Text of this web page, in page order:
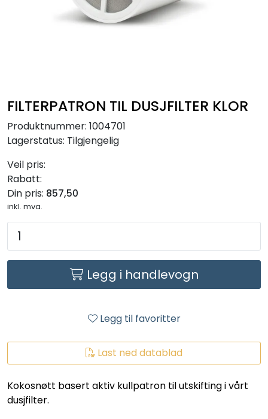
FILTERPATRON TIL DUSJFILTER KLOR
Produktnummer: 1004701
Lagerstatus: Tilgjengelig
Veil pris:
Rabatt:
Din pris: 857,50
inkl. mva.
Legg i handlevogn
Legg til favoritter
Last ned datablad
Kokosnøtt basert aktiv kullpatron til utskifting i vårt
dusjfilter.
HUS OG HYTTE
ANALYSEVERKTØY
KJEMIKALIER
FILTERMEDIA
VARMEANLEGG
STATISKE MIKSERE
Marked